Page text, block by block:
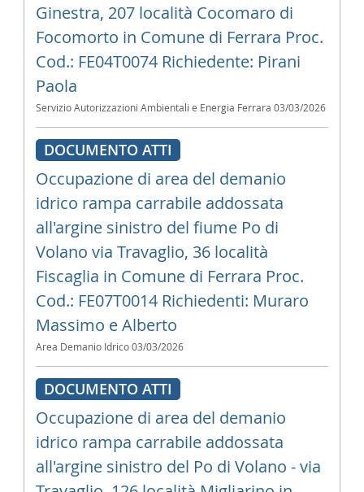
Ginestra, 207 località Cocomaro di
Focomorto in Comune di Ferrara Proc.
Cod.: FE04T0074 Richiedente: Pirani
Paola
Servizio Autorizzazioni Ambientali e Energia Ferrara 03/03/2026
DOCUMENTO ATTI
Occupazione di area del demanio
idrico rampa carrabile addossata
all'argine sinistro del fiume Po di
Volano via Travaglio, 36 località
Fiscaglia in Comune di Ferrara Proc.
Cod.: FE07T0014 Richiedenti: Muraro
Massimo e Alberto
Area Demanio Idrico 03/03/2026
DOCUMENTO ATTI
Occupazione di area del demanio
idrico rampa carrabile addossata
all'argine sinistro del Po di Volano - via